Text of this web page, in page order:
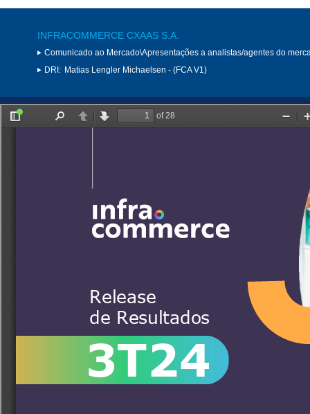
INFRACOMMERCE CXAAS S.A.
Comunicado ao Mercado\Apresentações a analistas/agentes do
DRI: Matias Lengler Michaelsen - (FCA V1)